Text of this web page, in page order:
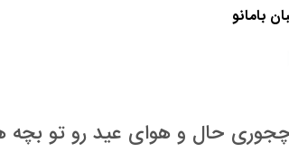
بامانو
حال و هوای عید رو تو بچه